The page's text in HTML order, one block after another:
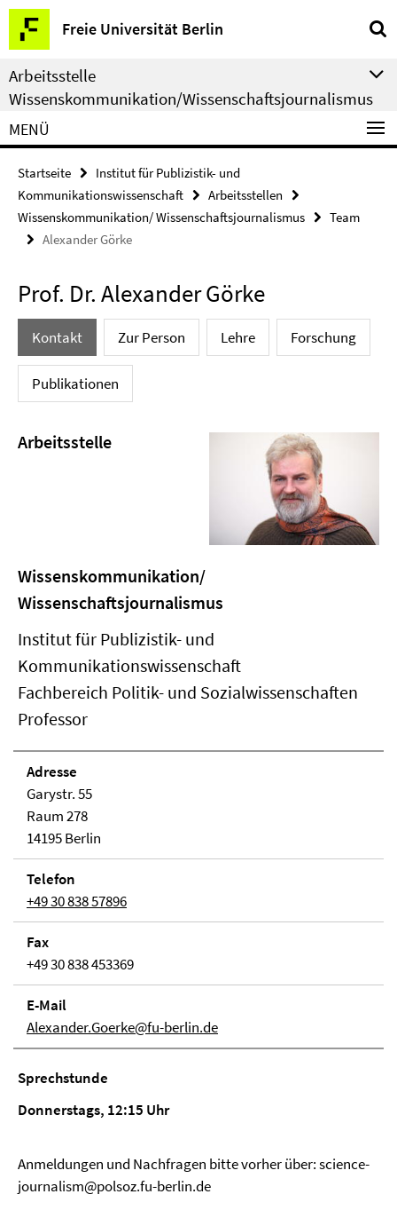
Springe
direkt
zu
Inhalt
Freie Universität Berlin
Service-
Navigation
Arbeitsstelle
Wissenskommunikation/Wissenschaftsjournalismus
MENÜ
Startseite
Institut für Publizistik- und
Kommunikationswissenschaft
Arbeitsstellen
Wissenskommunikation/ Wissenschaftsjournalismus
Team
Alexander Görke
Prof. Dr. Alexander Görke
Kontakt Zur Person Lehre Forschung
Publikationen
Arbeitsstelle
Wissenskommunikation/
Wissenschaftsjournalismus
Institut für Publizistik- und
Kommunikationswissenschaft
Fachbereich Politik- und Sozialwissenschaften
Professor
Adresse
Garystr. 55
Raum 278
14195 Berlin
Telefon
+49 30 838 57896
Fax
+49 30 838 453369
E-Mail
Alexander.Goerke@fu-berlin.de
Sprechstunde
Donnerstags, 12:15 Uhr
Anmeldungen und Nachfragen bitte vorher über: science-
journalism@polsoz.fu-berlin.de